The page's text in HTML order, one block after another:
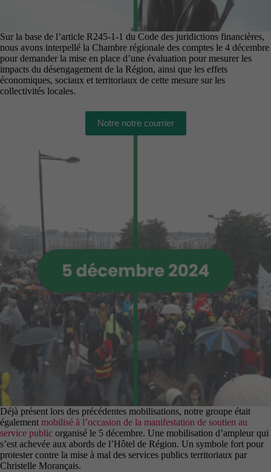
Sur la base de l’article R245-1-1 du Code des juridictions financières,
nous avons interpellé la Chambre régionale des comptes le 4 décembre
pour demander la mise en place d’une évaluation pour mesurer les
impacts du désengagement de la Région, ainsi que les effets
économiques, sociaux et territoriaux de cette mesure sur les
collectivités locales.
Notre notre courrier
Déjà présent lors des précédentes mobilisations, notre groupe était
également mobilisé à l’occasion de la manifestation de soutien au
service public organisé le 5 décembre. Une mobilisation d’ampleur qui
s’est achevée aux abords de l’Hôtel de Région. Un symbole fort pour
protester contre la mise à mal des services publics territoriaux par
Christelle Morançais.